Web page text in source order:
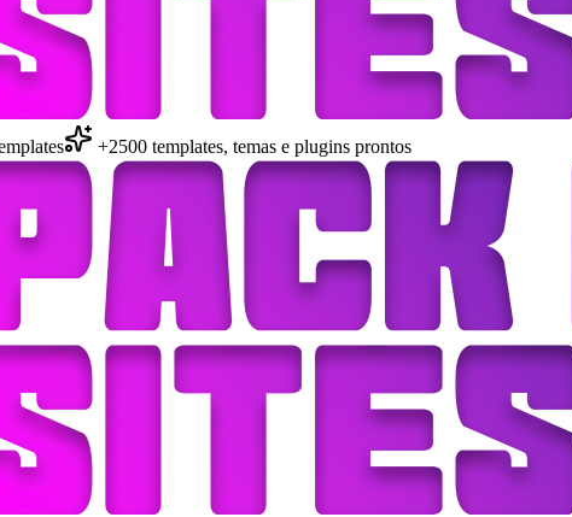
+2500 templates, temas e plugins prontos